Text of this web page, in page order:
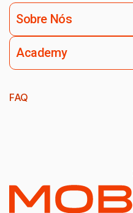
Sobre Nós
Academy
FAQ